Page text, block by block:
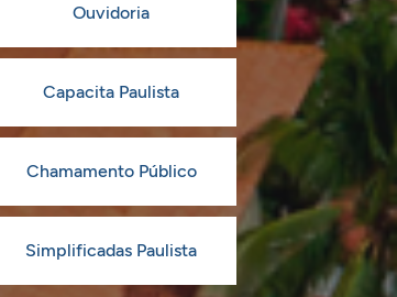
Ouvidoria
Capacita Paulista
Chamamento Público
Simplificadas Paulista